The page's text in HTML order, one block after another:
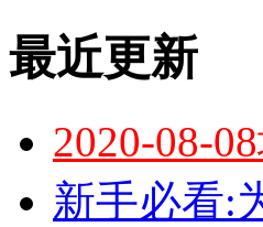
最近更新
2020-08-
新手必看: